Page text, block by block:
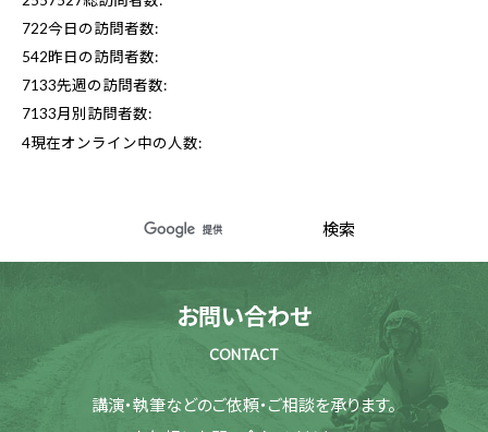
722今日の訪問者数:
542昨日の訪問者数:
7133先週の訪問者数:
7133月別訪問者数:
4現在オンライン中の人数:
お問い合わせ
CONTACT
講演・執筆などのご依頼・ご相談を承ります。